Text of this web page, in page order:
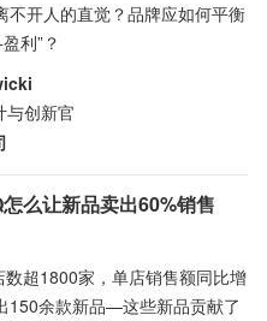
不开人的直觉？品牌应如何平衡
利”？
与创新官
么让新品卖出60%销售
超1800家，单店销售额同比增
150余款新品—这些新品贡献了